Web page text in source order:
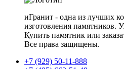
иГранит - одна из лучших
изготовления памятников.
Купить памятник или
Все права защищены.
+7 (929) 50-11-888